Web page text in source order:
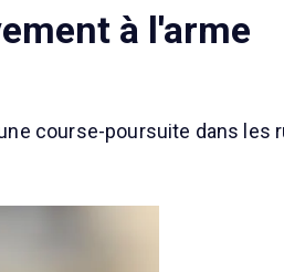
à l'arme
course-poursuite dans les